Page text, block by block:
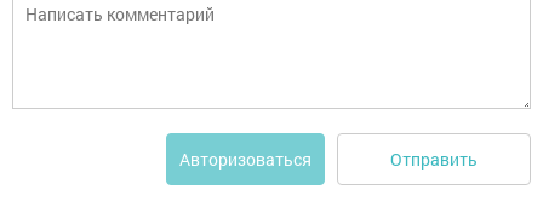
Авторизоваться Отправить